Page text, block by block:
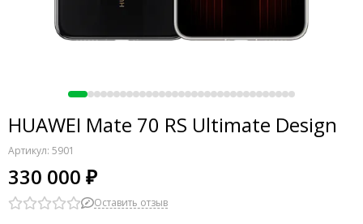
HUAWEI Mate 70 RS Ultimate Design
Артикул: 5901
330 000 ₽
Оставить отзыв